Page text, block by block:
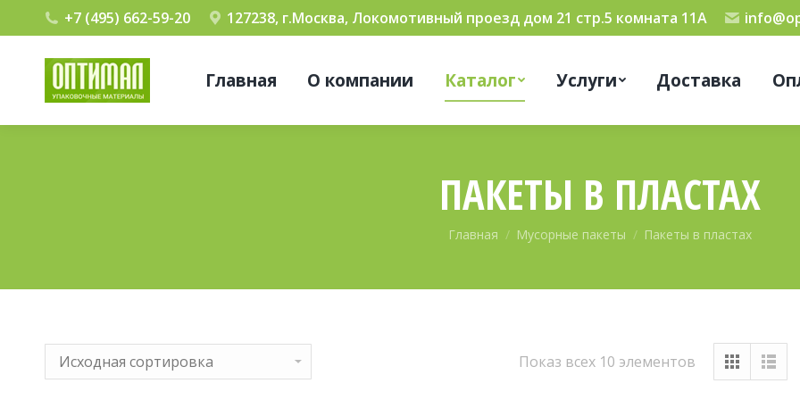
+7 (495) 662-59-20 127238, г.Москва, Локомотивный проезд дом 21 стр.5 комната 11А
Главная О компании Каталог Услуги Доставка
ПАКЕТЫ В ПЛАСТАХ
Вы здесь:
Главная Мусорные пакеты Пакеты в пластах
Показ всех 10 элементов